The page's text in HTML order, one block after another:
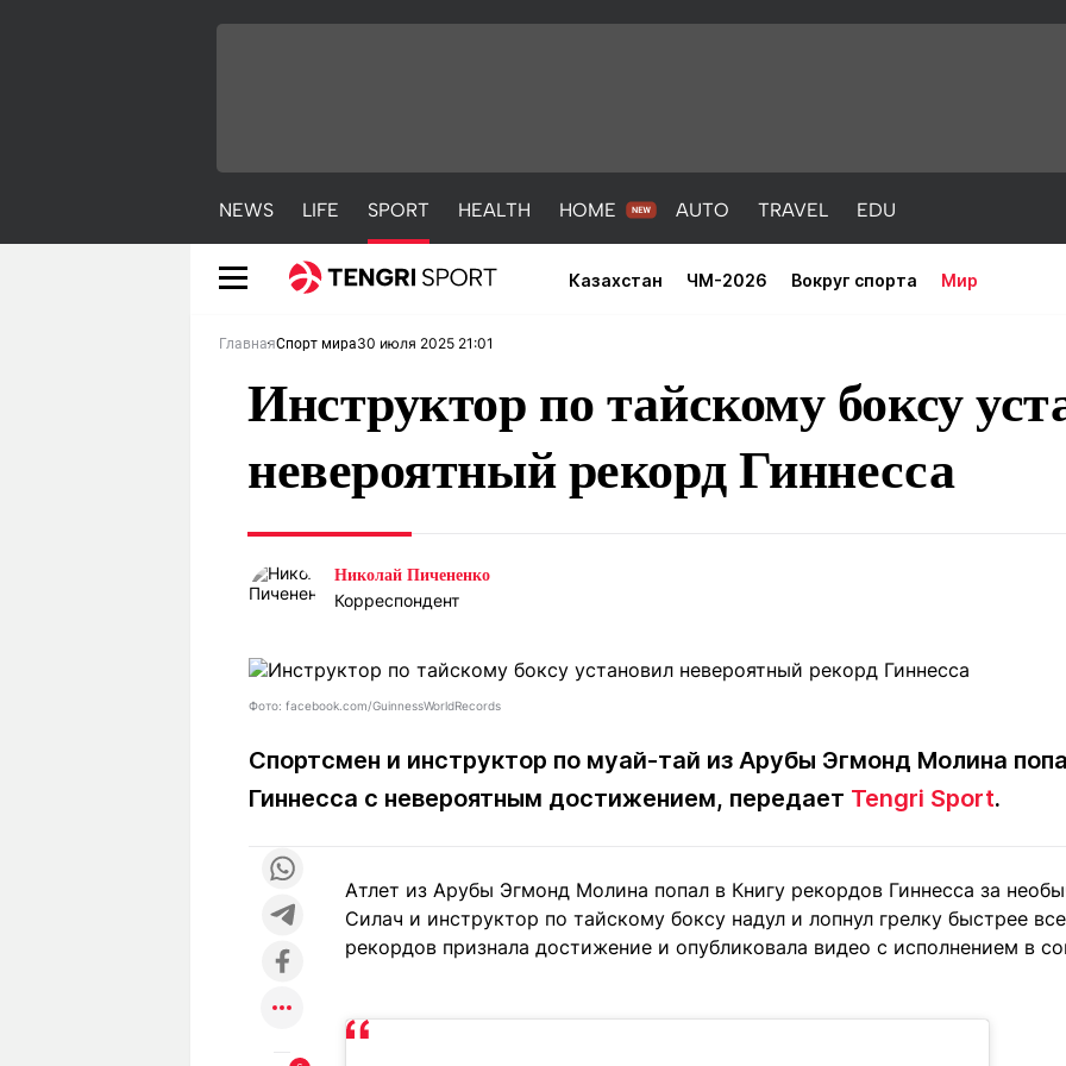
NEWS LIFE SPORT HEALTH HOME AUTO TRAVEL EDU
Казахстан ЧМ-2026 Вокруг спорта Мир
Погода
Рейтинги
Гороскопы
SPORT
О проекте Контакты редакции Вакансии Реклама Пресс-центр
Редакция
+7 (777) 001 44 99
Реклама
+7 (700) 3 888 188
ГлавнаяСпорт мира30 июля 2025 21:01
Инструктор по тайскому боксу
невероятный рекорд Гиннесса
Николай Пичененко
Корреспондент
Фото: facebook.com/GuinnessWorldRecords
Спортсмен и инструктор по муай-тай из Арубы Эгмонд Молина
Гиннесса с невероятным достижением, передает Tengri Sport.
Атлет из Арубы Эгмонд Молина попал в Книгу рекордов Гиннесса за
Силач и инструктор по тайскому боксу надул и лопнул грелку быстрее
рекордов признала достижение и опубликовала видео с исполнением в